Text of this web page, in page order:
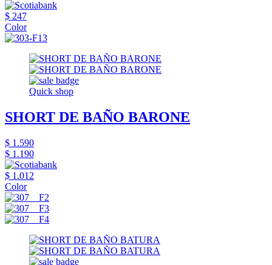
$ 247
Color
Quick shop
SHORT DE BAÑO BARONE
$ 1.590
$ 1.190
$ 1.012
Color